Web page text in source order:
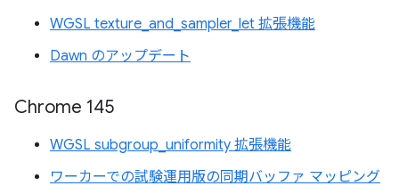
WGSL texture_and_sampler_let 拡張機能
Dawn のアップデート
Chrome 145
WGSL subgroup_uniformity 拡張機能
ワーカーでの試験運用版の同期バッファ マッピング